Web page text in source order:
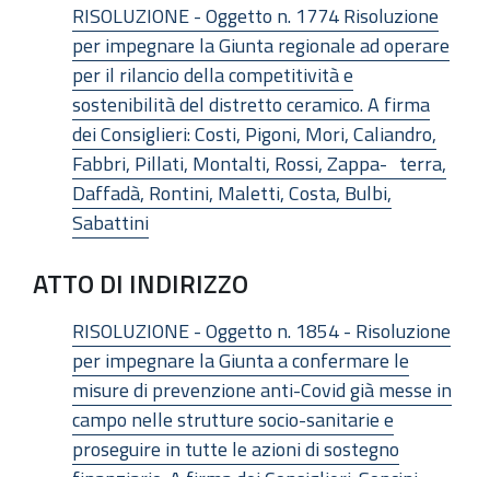
RISOLUZIONE - Oggetto n. 1774 Risoluzione
per impegnare la Giunta regionale ad operare
per il rilancio della competitività e
sostenibilità del distretto ceramico. A firma
dei Consiglieri: Costi, Pigoni, Mori, Caliandro,
Fabbri, Pillati, Montalti, Rossi, Zappa- terra,
Daffadà, Rontini, Maletti, Costa, Bulbi,
Sabattini
ATTO DI INDIRIZZO
RISOLUZIONE - Oggetto n. 1854 - Risoluzione
per impegnare la Giunta a confermare le
misure di prevenzione anti-Covid già messe in
campo nelle strutture socio-sanitarie e
proseguire in tutte le azioni di sostegno